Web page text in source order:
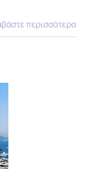
περισσότερα